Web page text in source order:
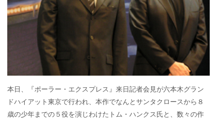
本日、『ポーラー・エクスプレス』来日記者会見が六本木グラン
ドハイアット東京で行われ、本作でなんとサンタクロースから８
歳の少年までの５役を演じわけたトム・ハンクス氏と、数々の作